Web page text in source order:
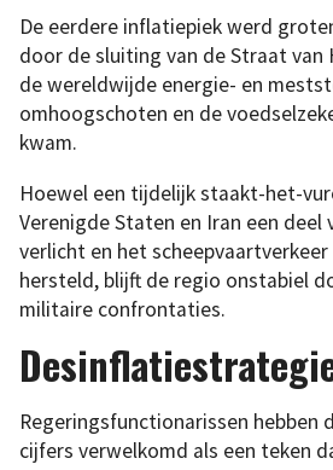
De eerdere inflatiepiek werd
door de sluiting van de Straat van
de wereldwijde energie- en
omhoogschoten en de
kwam.
Hoewel een tijdelijk staakt-het-
Verenigde Staten en Iran een deel
verlicht en het
hersteld, blijft de regio onstabiel
militaire confrontaties.
Regeringsfunctionarissen hebben
cijfers verwelkomd als een teken